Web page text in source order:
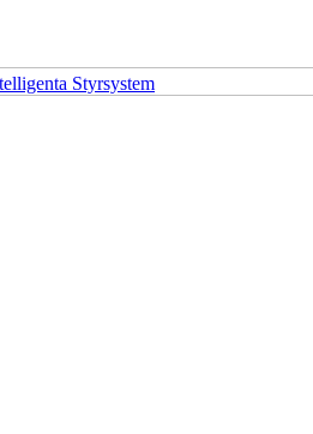
Styrsystem